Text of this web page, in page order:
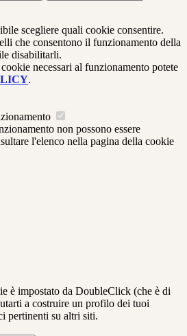
scegliere quali cookie consentire.
che consentono il funzionamento della
disabilitarli.
necessari al funzionamento potete
.
non possono essere
l'elenco nella pagina della cookie
è impostato da DoubleClick (che è di
a costruire un profilo dei tuoi
pertinenti su altri siti.